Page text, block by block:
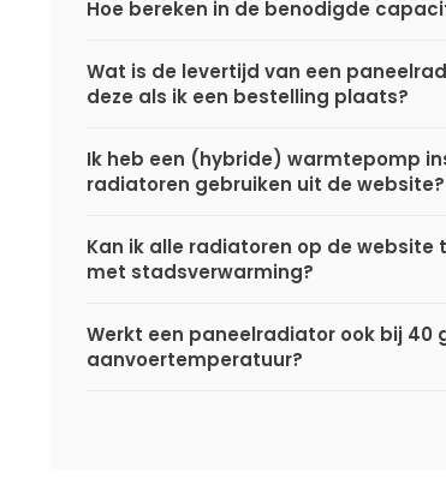
Hoe bereken in de benodigde
Wat is de levertijd van een
deze als ik een bestelling plaats?
Ik heb een (hybride) warmtepomp
radiatoren gebruiken uit de website?
Kan ik alle radiatoren op de
met stadsverwarming?
Werkt een paneelradiator ook bij 40
aanvoertemperatuur?